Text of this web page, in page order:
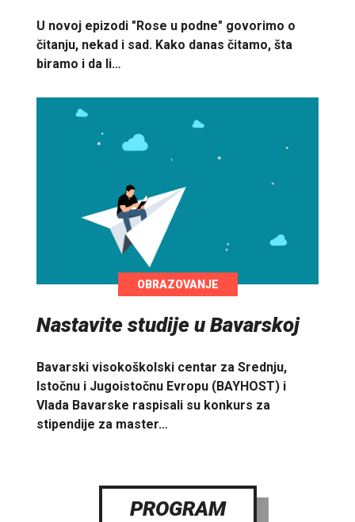
U novoj epizodi "Rose u podne" govorimo o
čitanju, nekad i sad. Kako danas čitamo, šta
biramo i da li…
OBRAZOVANJE
Nastavite studije u Bavarskoj
Bavarski visokoškolski centar za Srednju,
Istočnu i Jugoistočnu Evropu (BAYHOST) i
Vlada Bavarske raspisali su konkurs za
stipendije za master…
PROGRAM